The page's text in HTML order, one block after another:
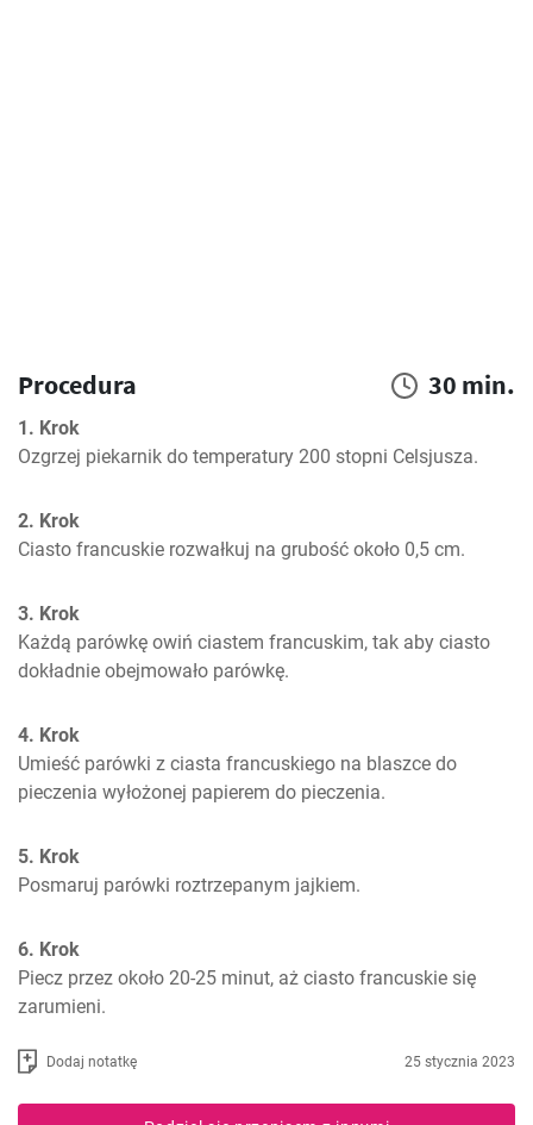
Procedura 30 min.
1. Krok
Ozgrzej piekarnik do temperatury 200 stopni Celsjusza.
2. Krok
Ciasto francuskie rozwałkuj na grubość około 0,5 cm.
3. Krok
Każdą parówkę owiń ciastem francuskim, tak aby ciasto
dokładnie obejmowało parówkę.
4. Krok
Umieść parówki z ciasta francuskiego na blaszce do
pieczenia wyłożonej papierem do pieczenia.
5. Krok
Posmaruj parówki roztrzepanym jajkiem.
6. Krok
Piecz przez około 20-25 minut, aż ciasto francuskie się
zarumieni.
Dodaj notatkę 25 stycznia 2023